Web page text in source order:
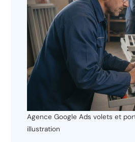
Agence Google Ads volets et
illustration